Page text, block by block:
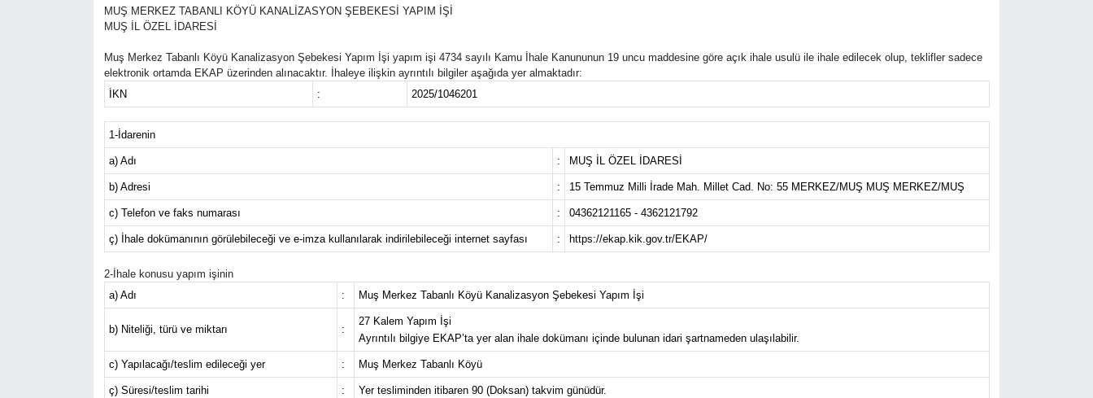
MUŞ MERKEZ TABANLI KÖYÜ KANALİZASYON ŞEBEKESİ YAPIM İŞİ
MUŞ İL ÖZEL İDARESİ
Muş Merkez Tabanlı Köyü Kanalizasyon Şebekesi Yapım İşi yapım işi 4734 sayılı Kamu İhale Kanununun 19 uncu maddesine göre açık ihale usulü ile ihale edilecek olup, teklifler sadece
elektronik ortamda EKAP üzerinden alınacaktır. İhaleye ilişkin ayrıntılı bilgiler aşağıda yer almaktadır:
İKN
: 2025/1046201
1-İdarenin
a) Adı : MUŞ İL ÖZEL İDARESİ
b) Adresi : 15 Temmuz Milli İrade Mah. Millet Cad. No: 55 MERKEZ/MUŞ MUŞ MERKEZ/MUŞ
c) Telefon ve faks numarası : 04362121165 - 4362121792
ç) İhale dokümanının görülebileceği ve e-imza kullanılarak indirilebileceği internet sayfası : https://ekap.kik.gov.tr/EKAP/
2-İhale konusu yapım işinin
a) Adı
: Muş Merkez Tabanlı Köyü Kanalizasyon Şebekesi Yapım İşi
b) Niteliği, türü ve miktarı :
27 Kalem Yapım İşi
Ayrıntılı bilgiye EKAP’ta yer alan ihale dokümanı içinde bulunan idari şartnameden ulaşılabilir.
c) Yapılacağı/teslim edileceği yer : Muş Merkez Tabanlı Köyü
ç) Süresi/teslim tarihi : Yer tesliminden itibaren 90 (Doksan) takvim günüdür.
Teknoloji
Kültür Sanat
Tüm Manşetler
Son Dakika Haberleri